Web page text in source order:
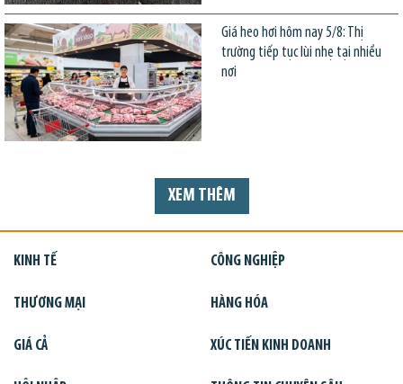
Giá heo hơi hôm nay 5/8: Thị
trường tiếp tục lùi nhẹ tại nhiều
nơi
XEM THÊM
KINH TẾ CÔNG NGHIỆP
THƯƠNG MẠI HÀNG HÓA
GIÁ CẢ XÚC TIẾN KINH DOANH